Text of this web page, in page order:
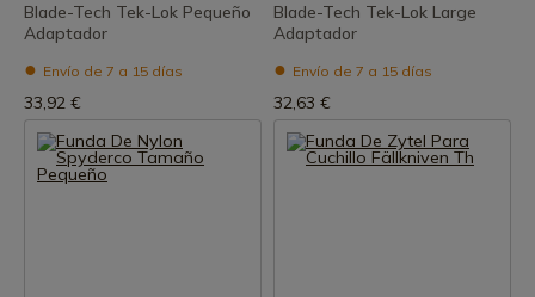
Blade-Tech Tek-Lok Pequeño
Adaptador
Envío de 7 a 15 días
33,92 €
Blade-Tech Tek-Lok Large
Adaptador
Envío de 7 a 15 días
32,63 €